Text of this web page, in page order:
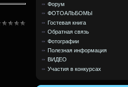
Форум
ФОТОАЛЬБОМЫ
Гостевая книга
Обратная связь
Фотографии
Полезная информация
ВИДЕО
Участия в конкурсах